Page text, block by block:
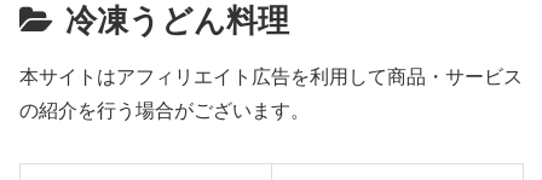
冷凍うどん料理
本サイトはアフィリエイト広告を利用して商品・サービス
の紹介を行う場合がございます。